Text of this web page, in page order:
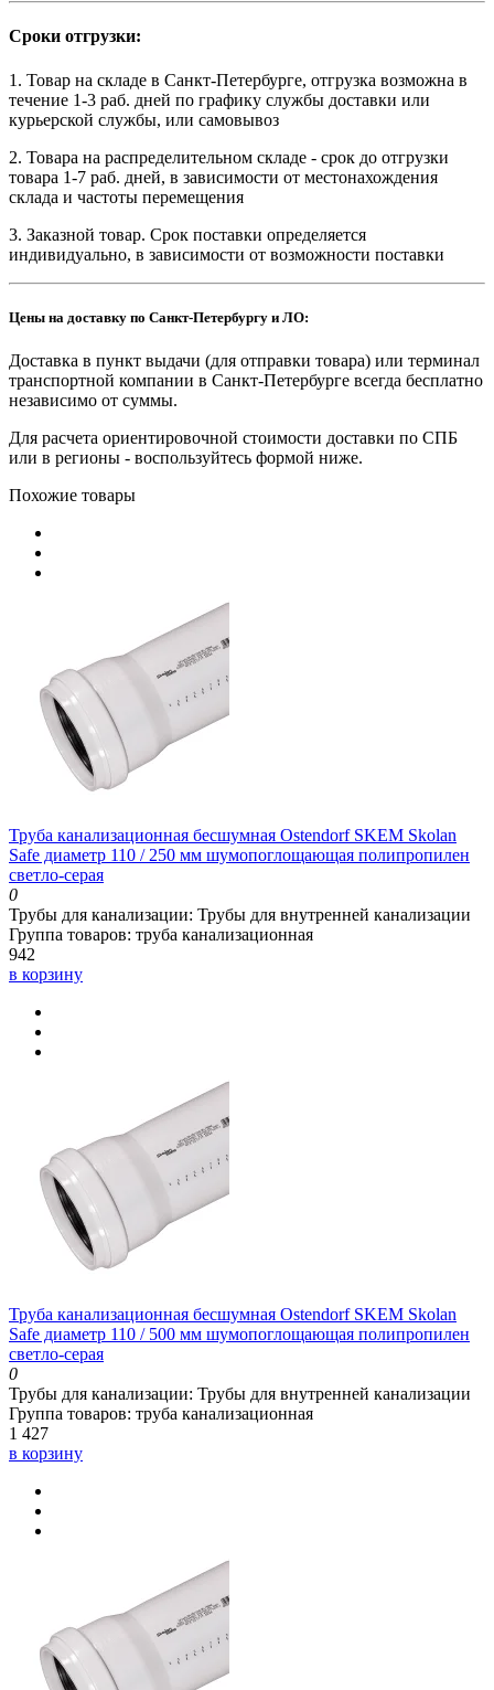
Сроки отгрузки:
1. Товар на складе в Санкт-Петербурге, отгрузка возможна в
течение 1-3 раб. дней по графику службы доставки или
курьерской службы, или самовывоз
2. Товара на распределительном складе - срок до отгрузки
товара 1-7 раб. дней, в зависимости от местонахождения
склада и частоты перемещения
3. Заказной товар. Срок поставки определяется
индивидуально, в зависимости от возможности поставки
Цены на доставку по Санкт-Петербургу и ЛО:
Доставка в пункт выдачи (для отправки товара) или терминал
транспортной компании в Санкт-Петербурге всегда бесплатно
независимо от суммы.
Для расчета ориентировочной стоимости доставки по СПБ
или в регионы - воспользуйтесь формой ниже.
Похожие товары
Труба канализационная бесшумная Ostendorf SKEM Skolan
Safe диаметр 110 / 250 мм шумопоглощающая полипропилен
светло-серая
0
Трубы для канализации: Трубы для внутренней канализации
Группа товаров: труба канализационная
942
в корзину
Труба канализационная бесшумная Ostendorf SKEM Skolan
Safe диаметр 110 / 500 мм шумопоглощающая полипропилен
светло-серая
0
Трубы для канализации: Трубы для внутренней канализации
Группа товаров: труба канализационная
1 427
в корзину